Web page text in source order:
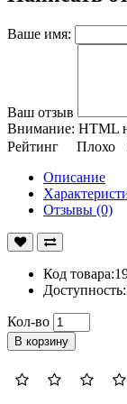
Ваше имя:
Ваш отзыв
Внимание: HTML
Рейтинг Плохо
Описание
Отзывы (0)
Код
Кол-во
В корзину